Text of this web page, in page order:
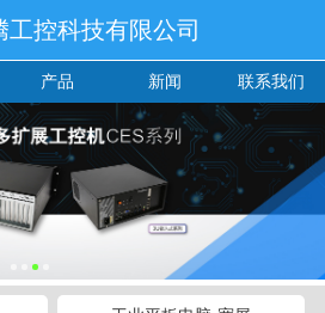
工控科技有限公司
产品 新闻 联系我们